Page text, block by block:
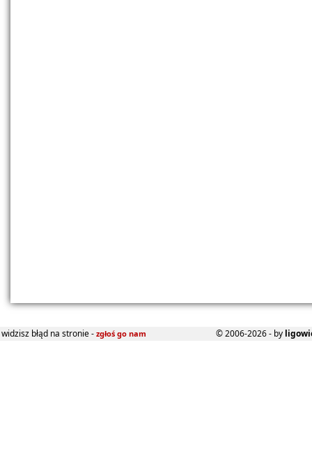
widzisz błąd na stronie - zgłoś go nam © 2006-2026 - by